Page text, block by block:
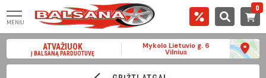
MENIU
0
ATVAŽIUOK
Į BALSANĄ PARDUOTUVĘ
Mykolo Lietuvio g. 6
Vilnius